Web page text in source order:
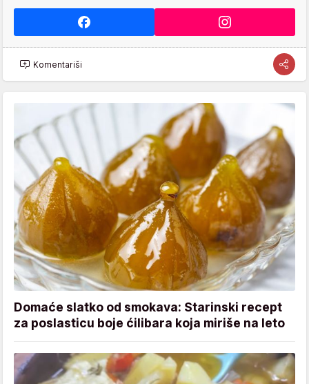
Komentariši
Domaće slatko od smokava: Starinski recept
za poslasticu boje ćilibara koja miriše na leto